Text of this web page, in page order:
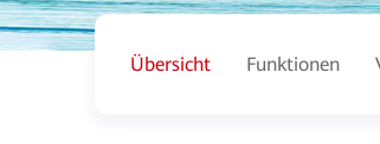
Übersicht Funktionen